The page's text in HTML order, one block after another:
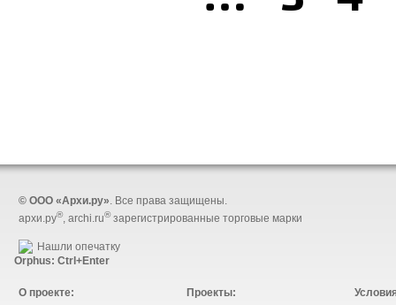
© ООО «Архи.ру». Все права защищены.
архи.ру®, archi.ru®зарегистрированные торговые марки
Нашли опечатку
Orphus: Ctrl+Enter
О проекте: Проекты: